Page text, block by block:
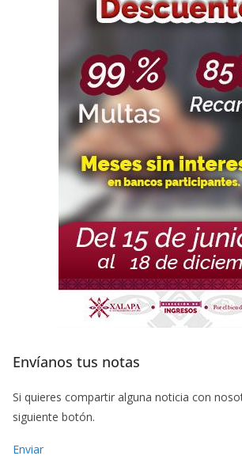
Envíanos tus notas
Si quieres compartir alguna noticia con
siguiente botón.
Enviar